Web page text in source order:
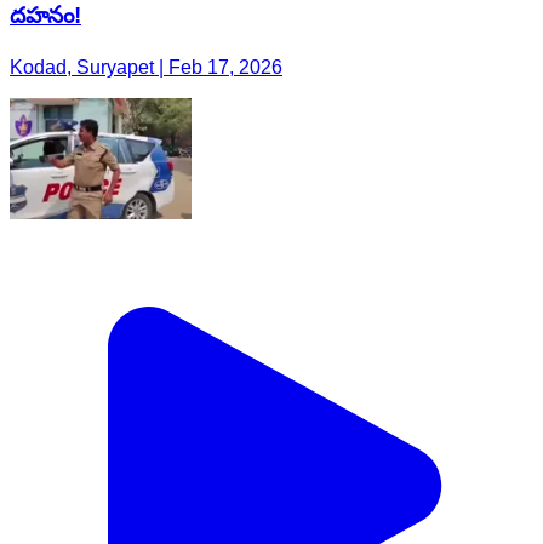
దహనం!
Kodad, Suryapet | Feb 17, 2026